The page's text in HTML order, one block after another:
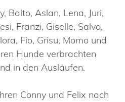
Balto, Aslan, Lena, Juri,
Franzi, Giselle, Salvo,
Fio, Grisu, Momo und
Hunde verbrachten
in den Ausläufen.
Conny und Felix nach